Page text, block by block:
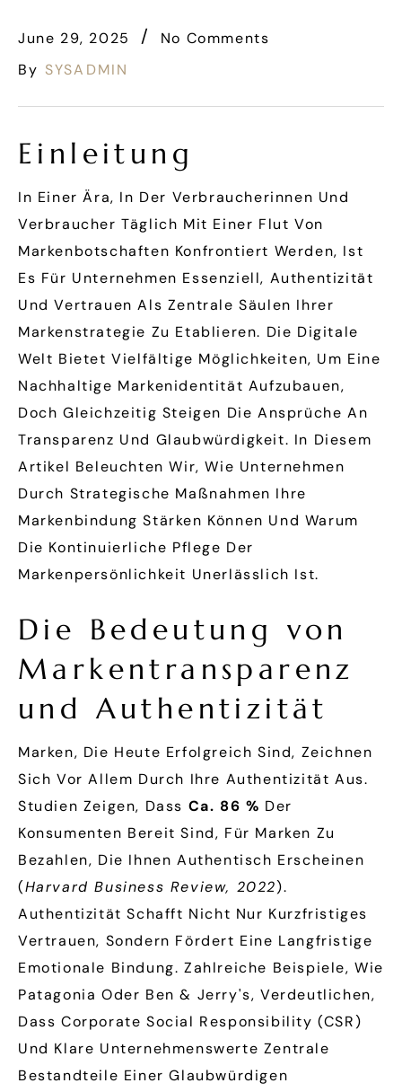
June 29, 2025
No Comments
By SYSADMIN
Einleitung
In Einer Ära, In Der Verbraucherinnen Und
Verbraucher Täglich Mit Einer Flut Von
Markenbotschaften Konfrontiert Werden, Ist
Es Für Unternehmen Essenziell, Authentizität
Und Vertrauen Als Zentrale Säulen Ihrer
Markenstrategie Zu Etablieren. Die Digitale
Welt Bietet Vielfältige Möglichkeiten, Um Eine
Nachhaltige Markenidentität Aufzubauen,
Doch Gleichzeitig Steigen Die Ansprüche An
Transparenz Und Glaubwürdigkeit. In Diesem
Artikel Beleuchten Wir, Wie Unternehmen
Durch Strategische Maßnahmen Ihre
Markenbindung Stärken Können Und Warum
Die Kontinuierliche Pflege Der
Markenpersönlichkeit Unerlässlich Ist.
Die Bedeutung von
Markentransparenz
und Authentizität
Marken, Die Heute Erfolgreich Sind, Zeichnen
Sich Vor Allem Durch Ihre Authentizität Aus.
Studien Zeigen, Dass Ca. 86 % Der
Konsumenten Bereit Sind, Für Marken Zu
Bezahlen, Die Ihnen Authentisch Erscheinen
(Harvard Business Review, 2022).
Authentizität Schafft Nicht Nur Kurzfristiges
Vertrauen, Sondern Fördert Eine Langfristige
Emotionale Bindung. Zahlreiche Beispiele, Wie
Patagonia Oder Ben & Jerry's, Verdeutlichen,
Dass Corporate Social Responsibility (CSR)
Und Klare Unternehmenswerte Zentrale
Bestandteile Einer Glaubwürdigen